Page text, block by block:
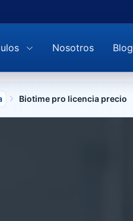
Nosotros Blog
Biotime pro licencia precio